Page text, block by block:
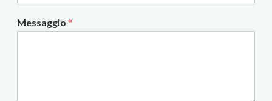
Messaggio *